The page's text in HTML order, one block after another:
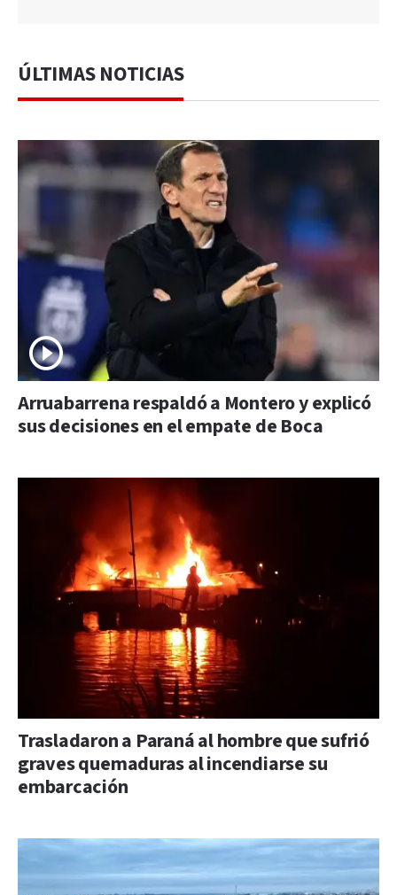
ÚLTIMAS NOTICIAS
Arruabarrena respaldó a Montero y explicó
sus decisiones en el empate de Boca
Trasladaron a Paraná al hombre que sufrió
graves quemaduras al incendiarse su
embarcación